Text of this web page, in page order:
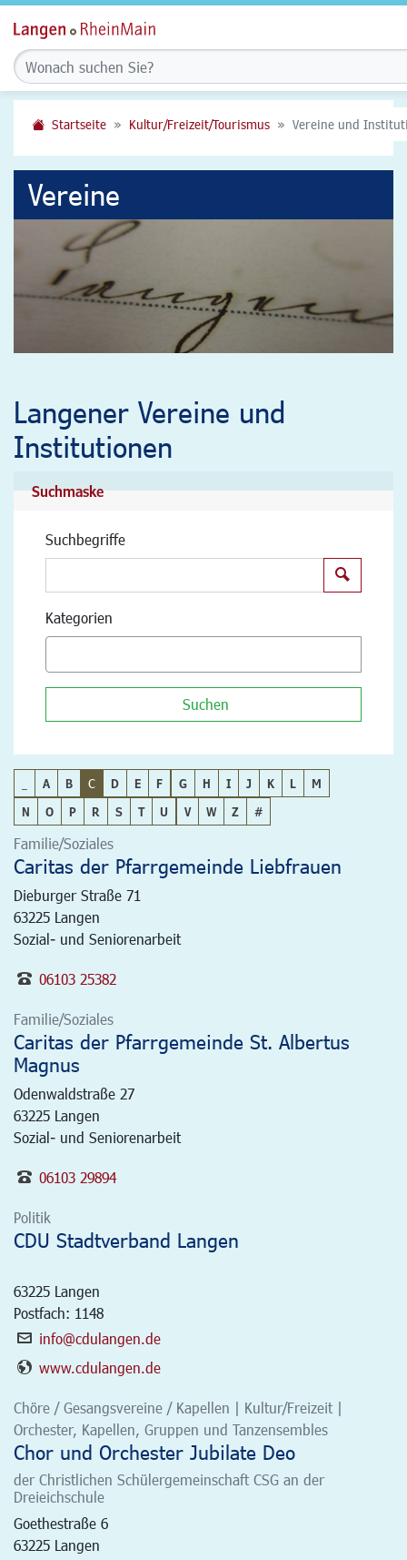
Startseite Kultur/Freizeit/Tourismus Vereine und
Vereine
Langener Vereine und
Institutionen
Suchmaske
Suchbegriffe
Kategorien
Suchen
A B C D E F G H I J K L
M
N
O P R S T U V W Z #
Familie/Soziales
Caritas der Pfarrgemeinde Liebfrauen
Dieburger Straße 71
63225 Langen
Sozial- und Seniorenarbeit
06103 25382
Familie/Soziales
Caritas der Pfarrgemeinde St. Albertus
Magnus
Odenwaldstraße 27
63225 Langen
Sozial- und Seniorenarbeit
06103 29894
Politik
CDU Stadtverband Langen
63225 Langen
Postfach: 1148
info@cdulangen.de
www.cdulangen.de
Chöre / Gesangsvereine / Kapellen | Kultur/Freizeit |
Orchester, Kapellen, Gruppen und Tanzensembles
Chor und Orchester Jubilate Deo
der Christlichen Schülergemeinschaft CSG an der
Dreieichschule
Goethestraße 6
63225 Langen